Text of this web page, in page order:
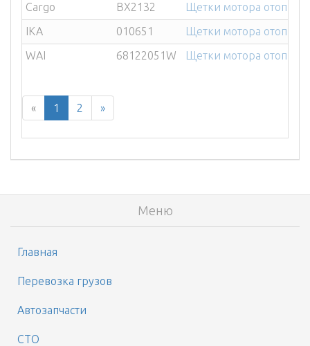
Cargo
BX2132
Щетки мотора
IKA
010651
Щетки мотора
WAI
68122051W Щетки мотора
« 1 2 »
Меню
Главная
Перевозка грузов
Автозапчасти
СТО